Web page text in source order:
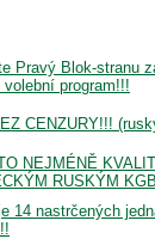
Pravý Blok-stranu
program!!!
CENZURY!!!
NEJMÉNĚ
RUSKÝM
14 nastrčených